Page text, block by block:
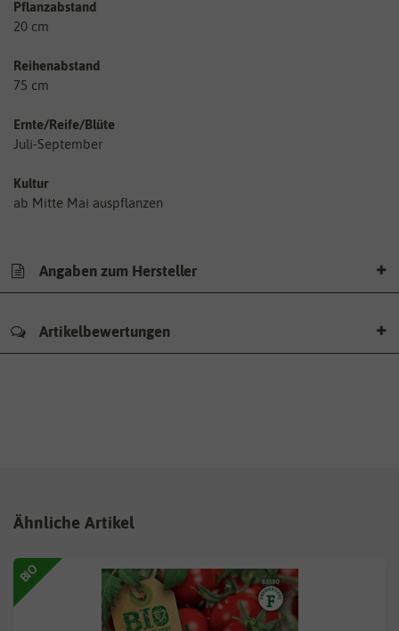
Pflanzabstand
20 cm
Reihenabstand
75 cm
Ernte/Reife/Blüte
Juli-September
Kultur
ab Mitte Mai auspflanzen
Angaben zum Hersteller
Artikelbewertungen
Ähnliche Artikel
BIO